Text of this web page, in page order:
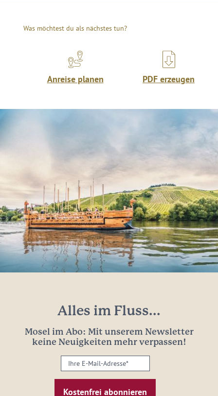
Was möchtest du als nächstes tun?
Anreise planen PDF erzeugen
Alles im Fluss...
Mosel im Abo: Mit unserem Newsletter
keine Neuigkeiten mehr verpassen!
Ihre
E-
Mail-
Adresse: